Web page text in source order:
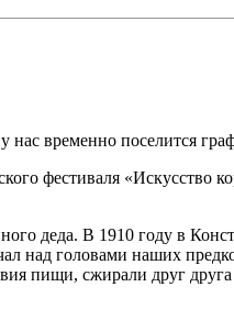
нас временно поселится
фестиваля «Искусство
деда. В 1910 году в
над головами наших
пищи, сжирали друг